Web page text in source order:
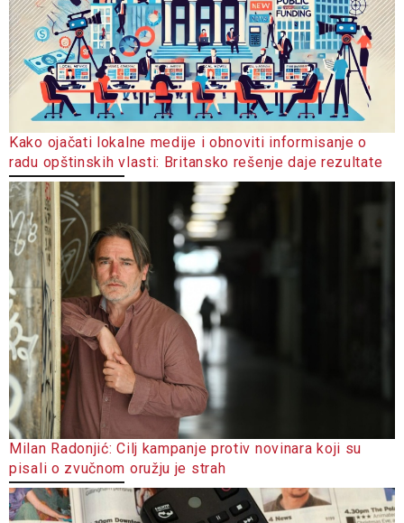
Kako ojačati lokalne medije i obnoviti informisanje o
radu opštinskih vlasti: Britansko rešenje daje rezultate
Milan Radonjić: Cilj kampanje protiv novinara koji su
pisali o zvučnom oružju je strah